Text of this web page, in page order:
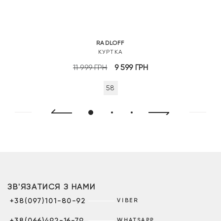
RADLOFF
КУРТКА
11 999ГРН
Оригінальна
11
9 599 ГРН
58
ЗВ'ЯЗАТИСЯ З НАМИ
+38(097)101-80-92 VIBER